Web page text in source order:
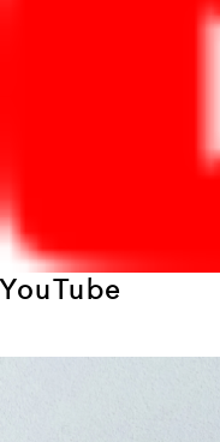
YouTube